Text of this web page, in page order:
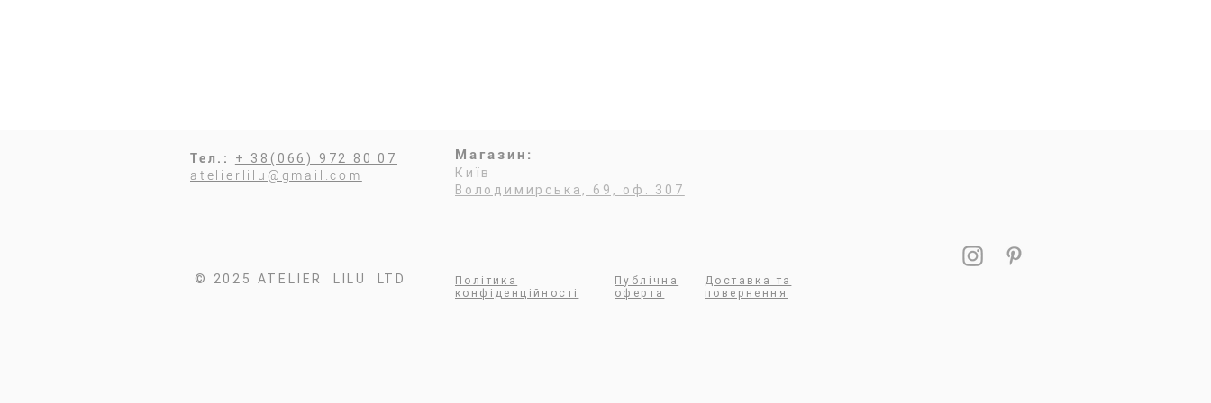
Тел.:
+ 38(066) 972 80 07
atelierlilu@gmail.com
Магазин:
Київ
Володимирська, 69, оф. 307
© 2025 ATELIER LILU LTD
Політика
конфіденційності
Публічна
оферта
Доставка та
повернення